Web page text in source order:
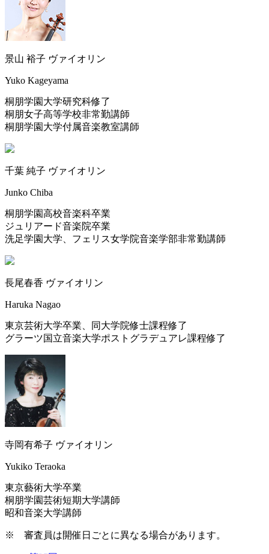
景山 裕子 ヴァイオリン
Yuko Kageyama
桐朋学園大学研究科修了
桐朋女子高等学校非常勤講師
桐朋学園大学付属音楽教室講師
千葉 純子 ヴァイオリン
Junko Chiba
桐朋学園高校音楽科卒業
ジュリアード音楽院卒業
洗足学園大学、フェリス女学院音楽学部非常勤講師
長尾春香 ヴァイオリン
Haruka Nagao
東京芸術大学卒業、同大学院修士課程修了
グラーツ国立音楽大学ポストグラデュアレ課程修了
寺岡有希子 ヴァイオリン
Yukiko Teraoka
東京藝術大学卒業
桐朋学園芸術短期大学講師
昭和音楽大学講師
※ 審査員は開催日ごとに異なる場合があります。